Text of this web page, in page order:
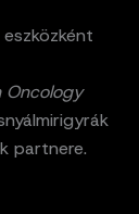
Oncology
partnere.